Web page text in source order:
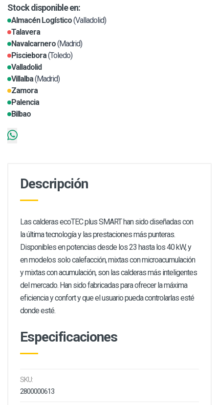
Stock disponible en:
Almacén Logístico(Valladolid)
Talavera
Navalcarnero(Madrid)
Pisciebora(Toledo)
Valladolid
Villalba(Madrid)
Zamora
Palencia
Bilbao
Descripción
Las calderas ecoTEC plus SMART han sido diseñadas con
la última tecnología y las prestaciones más punteras.
Disponibles en potencias desde los 23 hasta los 40 kW, y
en modelos solo calefacción, mixtas con microacumulación
y mixtas con acumulación, son las calderas más inteligentes
del mercado. Han sido fabricadas para ofrecer la máxima
eficiencia y confort y que el usuario pueda controlarlas esté
donde esté.
Especificaciones
SKU:
2800000613